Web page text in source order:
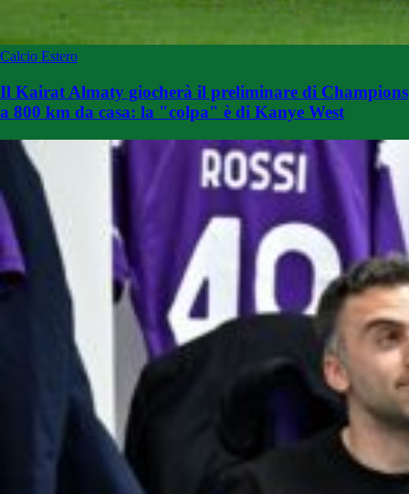
Calcio Estero
Il Kairat Almaty giocherà il preliminare di Champions
a 800 km da casa: la "colpa" è di Kanye West